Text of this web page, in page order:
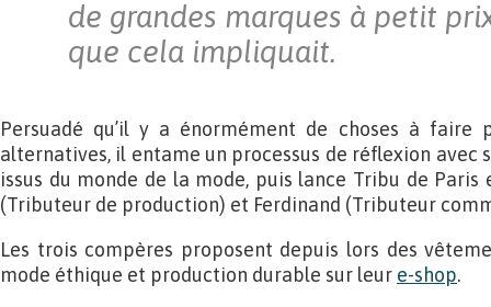
de grandes marques à petit
que cela impliquait.
Persuadé qu’il y a énormément de choses à faire
alternatives, il entame un processus de réflexion avec
issus du monde de la mode, puis lance Tribu de
(Tributeur de production) et Ferdinand (Tributeur
Les trois compères proposent depuis lors des
mode éthique et production durable sur leur e-shop.